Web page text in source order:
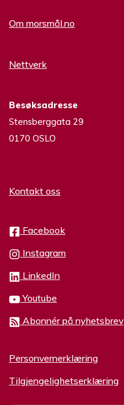
Om morsmål.no
Nettverk
Besøksadresse
Stensberggata 29
0170 OSLO
Kontakt oss
Facebook
Instagram
LinkedIn
Youtube
Abonnér på nyhetsbrev
Personvernerklæring
Tilgjengelighetserklæring